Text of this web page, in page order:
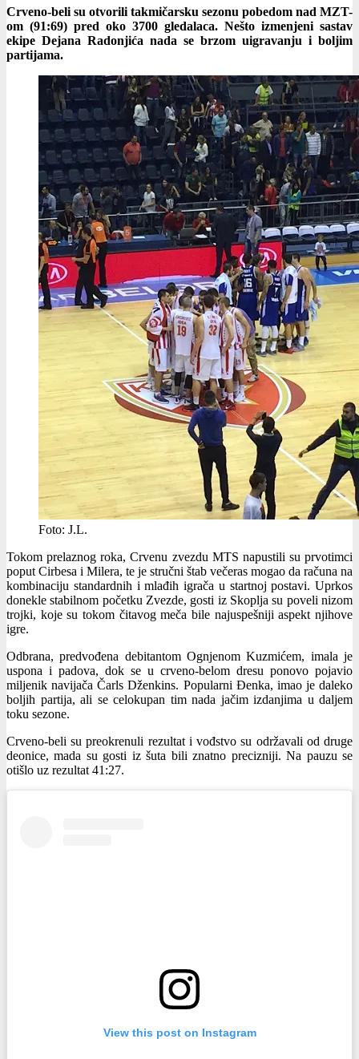
Crveno-beli su otvorili takmičarsku sezonu pobedom nad MZT-
om (91:69) pred oko 3700 gledalaca. Nešto izmenjeni sastav
ekipe Dejana Radonjića nada se brzom uigravanju i boljim
partijama.
Foto: J.L.
Tokom prelaznog roka, Crvenu zvezdu MTS napustili su prvotimci
poput Cirbesa i Milera, te je stručni štab večeras mogao da računa na
kombinaciju standardnih i mlađih igrača u startnoj postavi. Uprkos
donekle stabilnom početku Zvezde, gosti iz Skoplja su poveli nizom
trojki, koje su tokom čitavog meča bile najuspešniji aspekt njihove
igre.
Odbrana, predvođena debitantom Ognjenom Kuzmićem, imala je
uspona i padova, dok se u crveno-belom dresu ponovo pojavio
miljenik navijača Čarls Dženkins. Popularni Đenka, imao je daleko
boljih partija, ali se celokupan tim nada jačim izdanjima u daljem
toku sezone.
Crveno-beli su preokrenuli rezultat i vođstvo su održavali od druge
deonice, mada su gosti iz šuta bili znatno precizniji. Na pauzu se
otišlo uz rezultat 41:27.
View this post on Instagram